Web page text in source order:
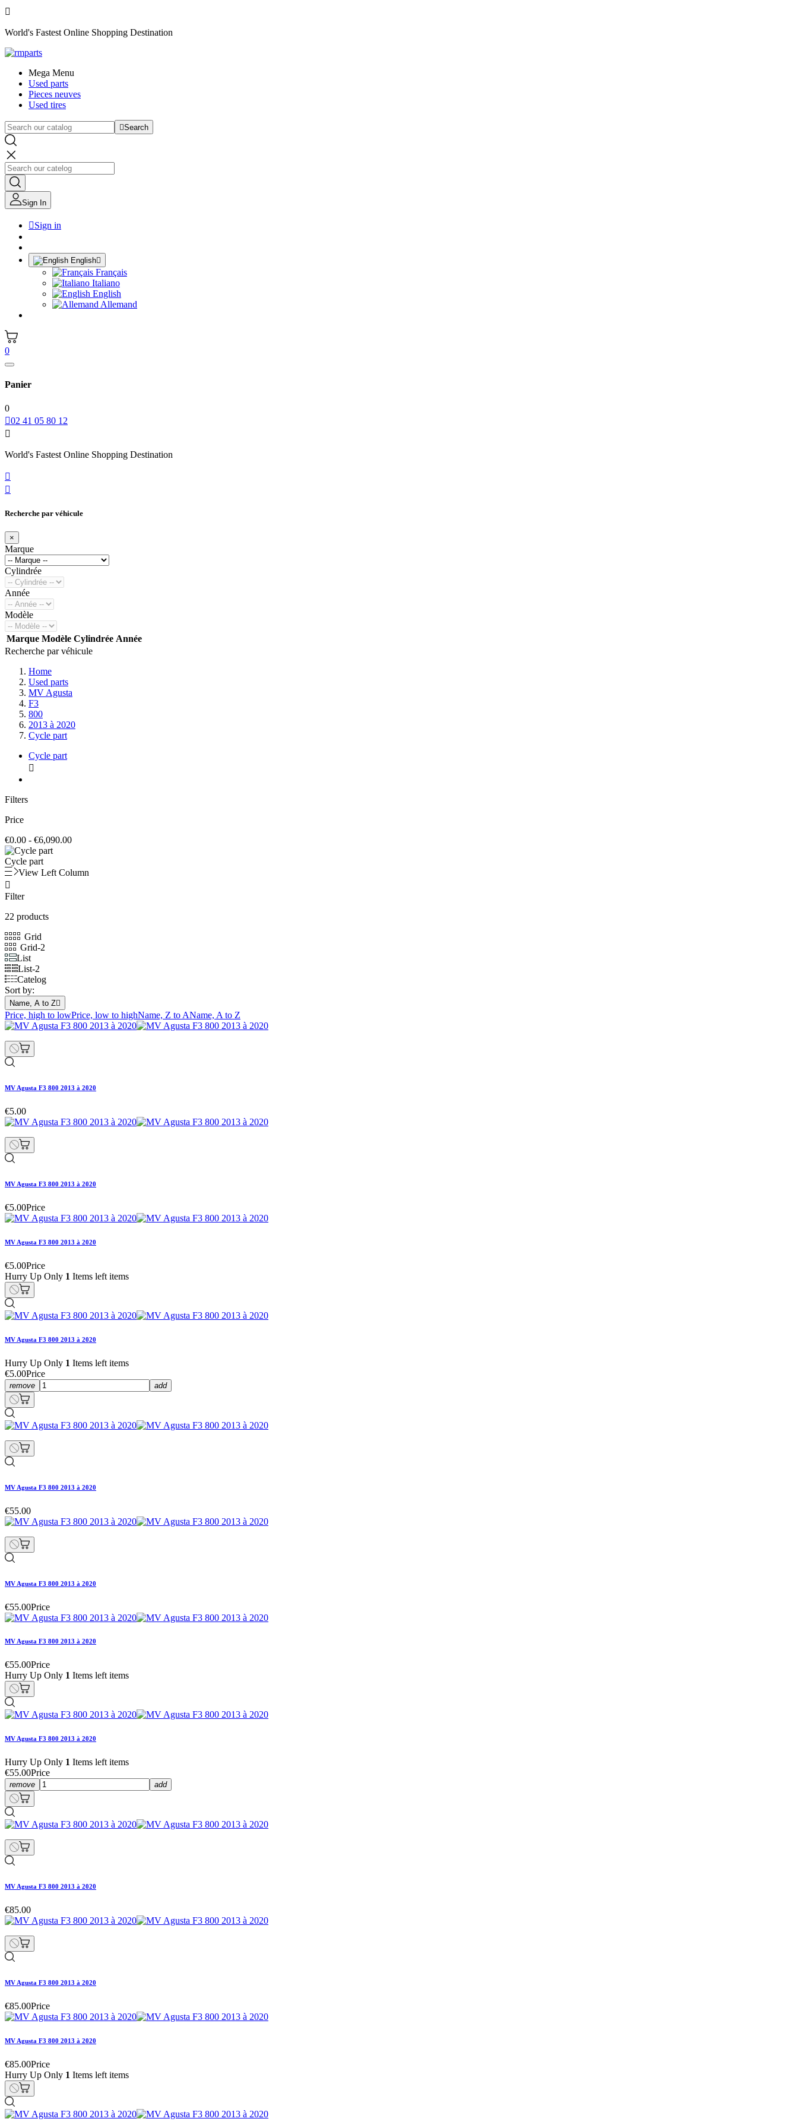

World's Fastest Online Shopping Destination
Mega Menu
Used parts
Pieces neuves
Used tires
Search
Sign In
Sign in
English
Français
Italiano
English
Allemand
0
Panier
0
02 41 05 80 12

World's Fastest Online Shopping Destination


Recherche par véhicule
×
Marque
Cylindrée
Année
Modèle
Marque Modèle Cylindrée Année
Recherche par véhicule
Home
Used parts
MV Agusta
F3
800
2013 à 2020
Cycle part
Cycle part

Filters
Price
€0.00 - €6,090.00
Cycle part
View Left Column

Filter
22 products
Grid
Grid-2
List
List-2
Catelog
Sort by:
Name, A to Z
Price, high to lowPrice, low to highName, Z to AName, A to Z
MV Agusta F3 800 2013 à 2020
€5.00
MV Agusta F3 800 2013 à 2020
€5.00Price
MV Agusta F3 800 2013 à 2020
€5.00Price
Hurry Up Only 1 Items left items
MV Agusta F3 800 2013 à 2020
Hurry Up Only 1 Items left items
€5.00Price
remove add
MV Agusta F3 800 2013 à 2020
€55.00
MV Agusta F3 800 2013 à 2020
€55.00Price
MV Agusta F3 800 2013 à 2020
€55.00Price
Hurry Up Only 1 Items left items
MV Agusta F3 800 2013 à 2020
Hurry Up Only 1 Items left items
€55.00Price
remove add
MV Agusta F3 800 2013 à 2020
€85.00
MV Agusta F3 800 2013 à 2020
€85.00Price
MV Agusta F3 800 2013 à 2020
€85.00Price
Hurry Up Only 1 Items left items